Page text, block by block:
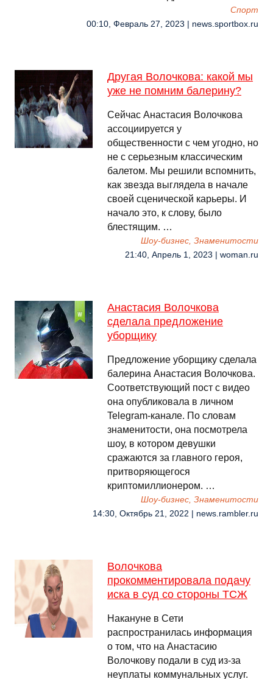
Спорт
00:10, Февраль 27, 2023 | news.sportbox.ru
Другая Волочкова: какой мы
уже не помним балерину?
Сейчас Анастасия Волочкова
ассоциируется у
общественности с чем угодно, но
не с серьезным классическим
балетом. Мы решили вспомнить,
как звезда выглядела в начале
своей сценической карьеры. И
начало это, к слову, было
блестящим. …
Шоу-бизнес, Знаменитости
21:40, Апрель 1, 2023 | woman.ru
Анастасия Волочкова
сделала предложение
уборщику
Предложение уборщику сделала
балерина Анастасия Волочкова.
Соответствующий пост с видео
она опубликовала в личном
Telegram-канале. По словам
знаменитости, она посмотрела
шоу, в котором девушки
сражаются за главного героя,
притворяющегося
криптомиллионером. …
Шоу-бизнес, Знаменитости
14:30, Октябрь 21, 2022 | news.rambler.ru
Волочкова
прокомментировала подачу
иска в суд со стороны ТСЖ
Накануне в Сети
распространилась информация
о том, что на Анастасию
Волочкову подали в суд из-за
неуплаты коммунальных услуг.